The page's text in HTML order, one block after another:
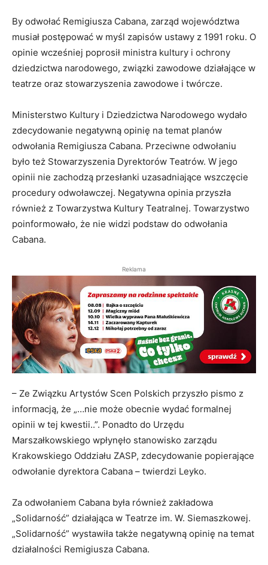
By odwołać Remigiusza Cabana, zarząd województwa
musiał postępować w myśl zapisów ustawy z 1991 roku. O
opinie wcześniej poprosił ministra kultury i ochrony
dziedzictwa narodowego, związki zawodowe działające w
teatrze oraz stowarzyszenia zawodowe i twórcze.
Ministerstwo Kultury i Dziedzictwa Narodowego wydało
zdecydowanie negatywną opinię na temat planów
odwołania Remigiusza Cabana. Przeciwne odwołaniu
było też Stowarzyszenia Dyrektorów Teatrów. W jego
opinii nie zachodzą przesłanki uzasadniające wszczęcie
procedury odwoławczej. Negatywna opinia przyszła
również z Towarzystwa Kultury Teatralnej. Towarzystwo
poinformowało, że nie widzi podstaw do odwołania
Cabana.
Reklama
– Ze Związku Artystów Scen Polskich przyszło pismo z
informacją, że „…nie może obecnie wydać formalnej
opinii w tej kwestii..”. Ponadto do Urzędu
Marszałkowskiego wpłynęło stanowisko zarządu
Krakowskiego Oddziału ZASP, zdecydowanie popierające
odwołanie dyrektora Cabana – twierdzi Leyko.
Za odwołaniem Cabana była również zakładowa
„Solidarność” działająca w Teatrze im. W. Siemaszkowej.
„Solidarność” wystawiła także negatywną opinię na temat
działalności Remigiusza Cabana.